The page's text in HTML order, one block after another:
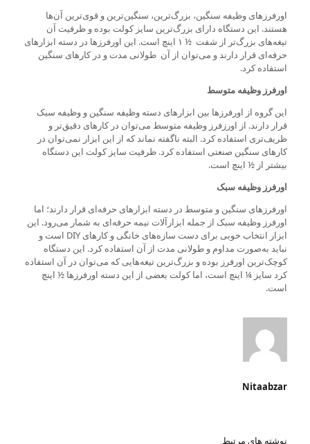
اورفرزهای وظیفه سنگین، بزرگ‌ترین، سنگین‌ترین و قوی‌ترین آن‌ها
هستند. این دستگاه دارای بزرگ‌ترین سایز کولت بوده و ظرفیت آن
تیغه‌های بزرگ‌تر از شفت ½ ۱ اینچ است. این اورفرزها در دسته ابزارهای
حرفه‌ای قرار دارند و می‌توان از آن طولانی مدت و در کارهای سنگین
استفاده کرد.
اورفرز وظیفه متوسط
این گروه از اورفرزها بین ابزارهای دسته وظیفه سنگین و وظیفه سبک
قرار دارند. از اورزفرز وظیفه متوسط می‌توان در کارهای دقیق‌تر و
ظریف‌تری استفاده کرد. البته ناگفته نماند که از این ابزار نمی‌توان در
کارهای سنگین صنعتی استفاده کرد. ظرفیت سایز کولت این دستگاه
بیشتر از ½ اینچ است.
اورفرز وظیفه سبک
اورفرزهای سنگین و متوسط در دسته ابزارهای حرفه‌ای قرار دارند؛ اما
اورفرز وظیفه سبک از جمله ابزارآلات نیمه حرفه‌ای به شمار می‌رود. این
ابزار انتخاب خوبی برای دست سازه‌های خانگی و کارهای DIY است و
نباید به‌صورت مداوم و طولانی مدت از آن استفاده کرد. این دستگاه
کوچک‌ترین اورفرز بوده و بزرگ‌ترین تیغه‌هایی که می‌توان در آن استفاده
کرد سایز ¼ اینچ است، اما کولت بعضی از این دسته اورفرزها ½ اینچ
است.
Nitaabzar
نوشته های مرتبط